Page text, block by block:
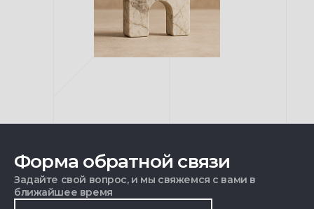
Форма обратной связи
Задайте свой вопрос, и мы свяжемся с вами в
ближайшее время